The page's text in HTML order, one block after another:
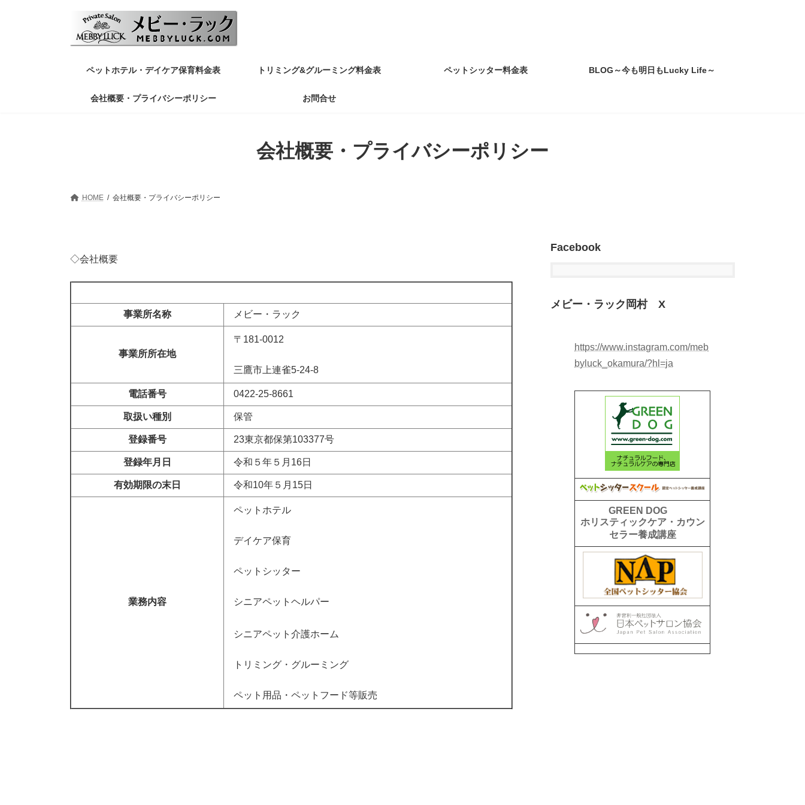
ペットホテル・デイケア保育料金表 トリミング&グルーミング料金表 ペットシッター料金表 BLOG～今も明日もLucky Life～
会社概要・プライバシーポリシー お問合せ
会社概要・プライバシーポリシー
HOME 会社概要・プライバシーポリシー
◇会社概要
事業所名称 メビー・ラック
事業所所在地
〒181-0012
三鷹市上連雀5-24-8
電話番号 0422-25-8661
取扱い種別 保管
登録番号 23東京都保第103377号
登録年月日 令和５年５月16日
有効期限の末日 令和10年５月15日
業務内容
ペットホテル
デイケア保育
ペットシッター
シニアペットヘルパー
シニアペット介護ホーム
トリミング・グルーミング
ペット用品・ペットフード等販売
Facebook
メビー・ラック岡村 X
https://www.instagram.com/meb
byluck_okamura/?hl=ja
GREEN DOG
ホリスティックケア・カウン
セラー養成講座